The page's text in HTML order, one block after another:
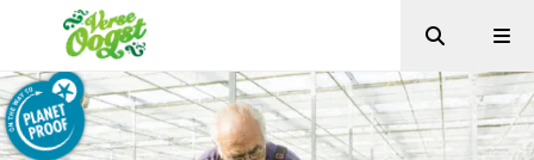
Verse Oogst
Zoeken